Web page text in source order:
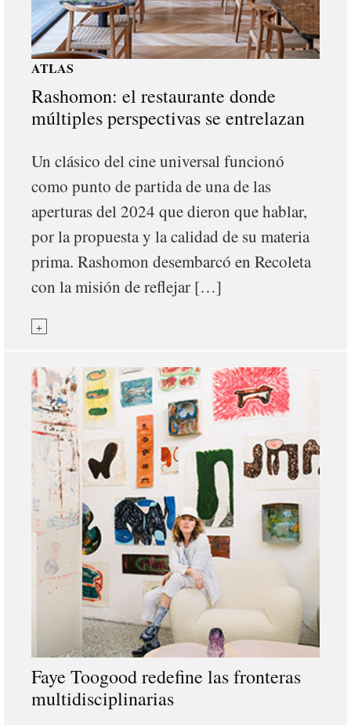
ATLAS
Rashomon: el restaurante donde
múltiples perspectivas se entrelazan
Un clásico del cine universal funcionó
como punto de partida de una de las
aperturas del 2024 que dieron que hablar,
por la propuesta y la calidad de su materia
prima. Rashomon desembarcó en Recoleta
con la misión de reflejar […]
+
Faye Toogood redefine las fronteras
multidisciplinarias